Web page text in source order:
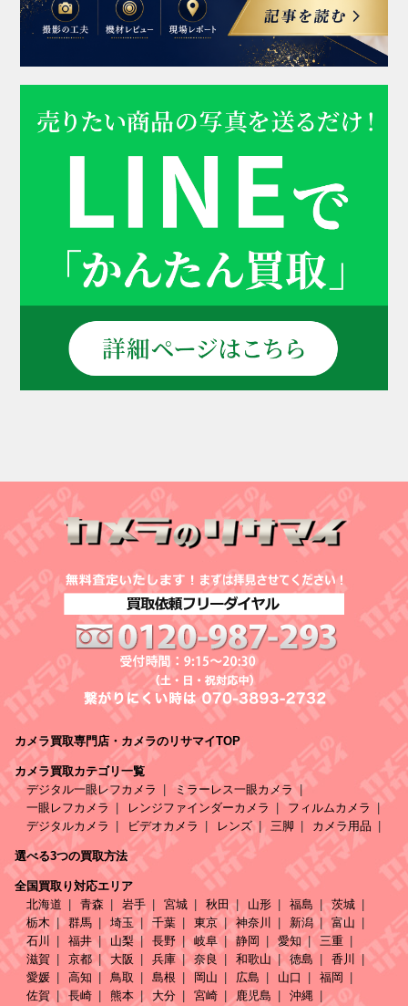
カメラ買取専門店・カメラのリサマイTOP
カメラ買取カテゴリ一覧
デジタル一眼レフカメラ
ミラーレス一眼カメラ
一眼レフカメラ
レンジファインダーカメラ
フィルムカメラ
デジタルカメラ
ビデオカメラ レンズ 三脚 カメラ用品
選べる3つの買取方法
全国買取り対応エリア
北海道
青森 岩手 宮城 秋田 山形 福島
茨城
栃木
群馬 埼玉 千葉 東京 神奈川 新潟
富山
石川
福井 山梨 長野 岐阜 静岡 愛知
三重
滋賀
京都 大阪 兵庫 奈良 和歌山 徳島
香川
愛媛
高知 鳥取 島根 岡山 広島 山口
福岡
佐賀
長崎 熊本 大分 宮崎 鹿児島 沖縄